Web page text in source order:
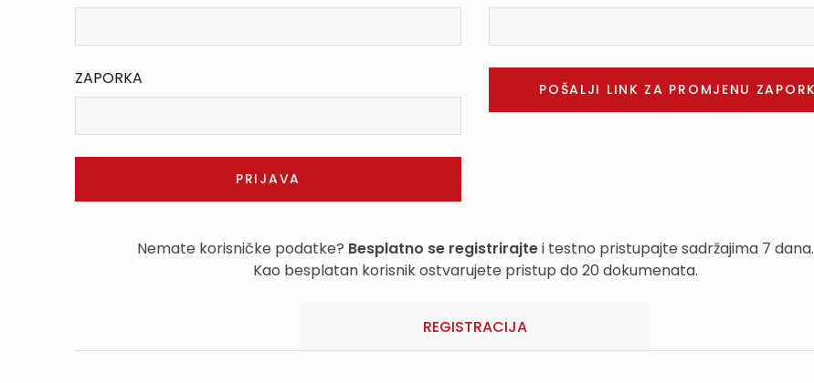
ZAPORKA
Nemate korisničke podatke? Besplatno se registrirajtei testno pristupajte sadržajima 7 dana.
Kao besplatan korisnik ostvarujete pristup do 20 dokumenata.
REGISTRACIJA